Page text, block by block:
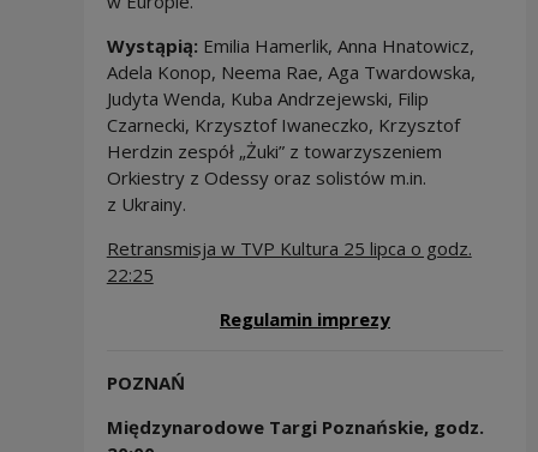
Wystąpią: Emilia Hamerlik, Anna Hnatowicz,
Adela Konop, Neema Rae, Aga Twardowska,
Judyta Wenda, Kuba Andrzejewski, Filip
Czarnecki, Krzysztof Iwaneczko, Krzysztof
Herdzin zespół „Żuki” z towarzyszeniem
Orkiestry z Odessy oraz solistów m.in.
z Ukrainy.
Retransmisja w TVP Kultura 25 lipca o godz.
22:25
Regulamin imprezyNote, the link
POZNAŃ
Międzynarodowe Targi Poznańskie, godz.